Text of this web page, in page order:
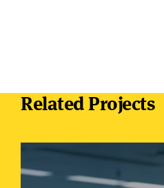
Related Projects